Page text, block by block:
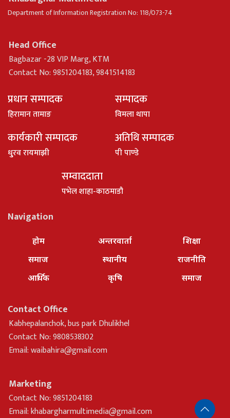
Department of Information Registration No: 118/073-74
Head Office
Bagbazar -28 VIP Marg, KTM
Contact No: 9851204183, 9841514183
प्रधान सम्पादक
हिरामान तामाङ
सम्पादक
विमला थापा
कार्यकारी सम्पादक
धु्रव रायमाझी
अतिथि सम्पादक
पी पाण्डे
सम्वाददाता
पभेल शाहा-काठमाडौ
Navigation
होम
समाज
आर्थिक
अन्तरवार्ता
स्थानीय
कृषि
शिक्षा
राजनीति
समाज
Contact Office
Kabhepalanchok, bus park Dhulikhel
Contact No: 9808538302
Email:waibahira@gmail.com
Marketing
Contact No: 9851204183
Email:khabargharmultimedia@gmail.com